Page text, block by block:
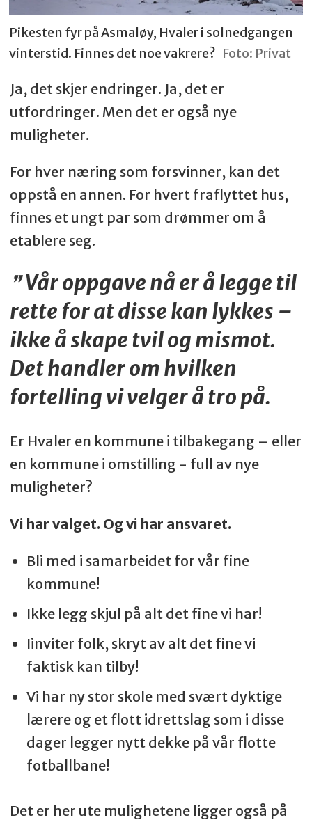
Pikesten fyr på Asmaløy, Hvaler i solnedgangen
vinterstid. Finnes det noe vakrere? Foto: Privat
Ja, det skjer endringer. Ja, det er
utfordringer. Men det er også nye
muligheter.
For hver næring som forsvinner, kan det
oppstå en annen. For hvert fraflyttet hus,
finnes et ungt par som drømmer om å
etablere seg.
Vår oppgave nå er å legge til
rette for at disse kan lykkes –
ikke å skape tvil og mismot.
Det handler om hvilken
fortelling vi velger å tro på.
Er Hvaler en kommune i tilbakegang – eller
en kommune i omstilling - full av nye
muligheter?
Vi har valget. Og vi har ansvaret.
Bli med i samarbeidet for vår fine
kommune!
Ikke legg skjul på alt det fine vi har!
Iinviter folk, skryt av alt det fine vi
faktisk kan tilby!
Vi har ny stor skole med svært dyktige
lærere og et flott idrettslag som i disse
dager legger nytt dekke på vår flotte
fotballbane!
Det er her ute mulighetene ligger også på